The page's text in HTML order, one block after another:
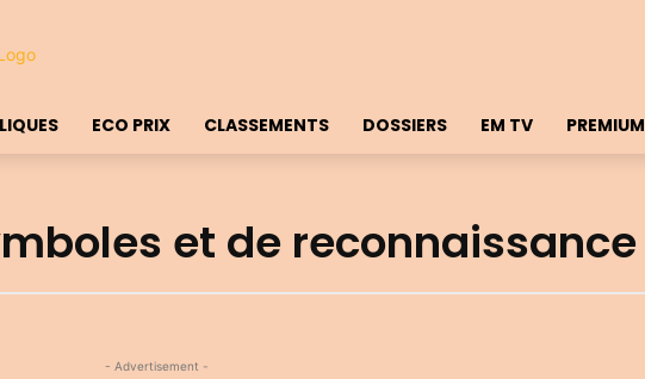
ECO PRIX CLASSEMENTS DOSSIERS EM TV PREMIUM
et de reconnaissance
- Advertisement -